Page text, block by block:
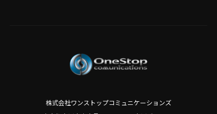
株式会社ワンストップコミュニケーションズ